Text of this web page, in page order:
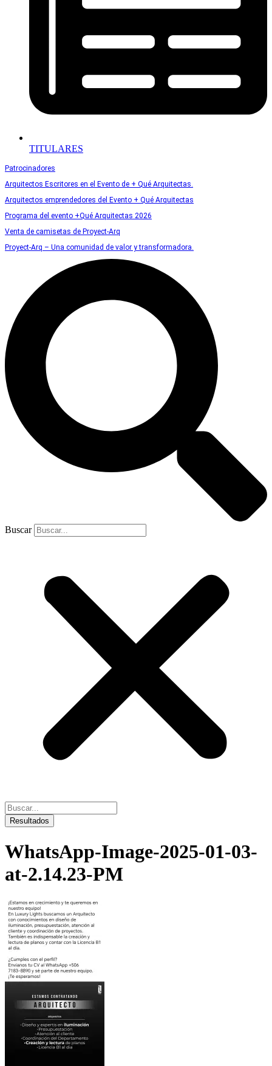
TITULARES
Patrocinadores
Arquitectos Escritores en el Evento de + Qué Arquitectas.
Arquitectos emprendedores del Evento + Qué Arquitectas
Programa del evento +Qué Arquitectas 2026
Venta de camisetas de Proyect-Arq
Proyect-Arq – Una comunidad de valor y transformadora.
Buscar
Search
...Resultados
WhatsApp-Image-2025-01-03-
at-2.14.23-PM